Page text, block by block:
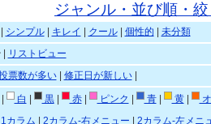
ジャンル・並び順・
シンプル| キレイ クール| 個性的
未分類
|
リストビュー
票数が多い| 修正日が新しい|
白 黒| 赤| ピンク 青| 黄|
1カラム 2カラム-右メニュー
2カラム-左メニ